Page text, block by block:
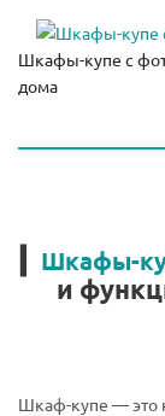
Шкафы-купе с
дома
Шкафы-
и
Шкаф-купе — это